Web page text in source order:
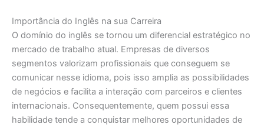
Importância do Inglês na sua Carreira
O domínio do inglês se tornou um diferencial estratégico no
mercado de trabalho atual. Empresas de diversos
segmentos valorizam profissionais que conseguem se
comunicar nesse idioma, pois isso amplia as possibilidades
de negócios e facilita a interação com parceiros e clientes
internacionais. Consequentemente, quem possui essa
habilidade tende a conquistar melhores oportunidades de